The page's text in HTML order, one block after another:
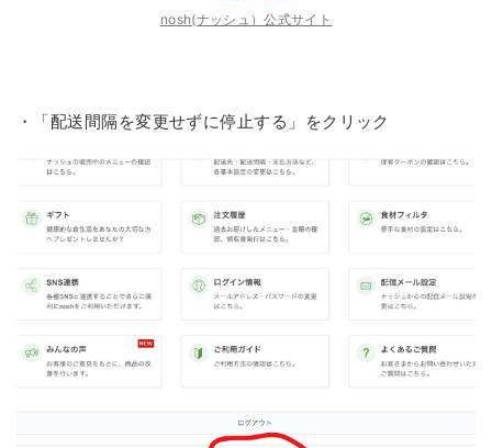
nosh(ナッシュ）公式サイト
・「配送間隔を変更せずに停止する」をクリック